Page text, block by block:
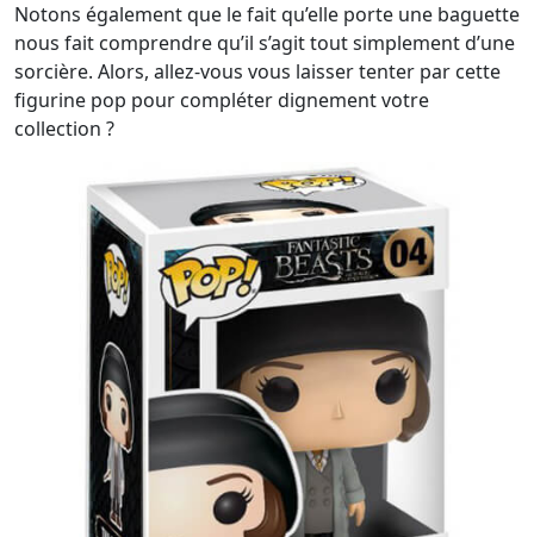
Notons également que le fait qu’elle porte une baguette
nous fait comprendre qu’il s’agit tout simplement d’une
sorcière. Alors, allez-vous vous laisser tenter par cette
figurine pop pour compléter dignement votre
collection ?